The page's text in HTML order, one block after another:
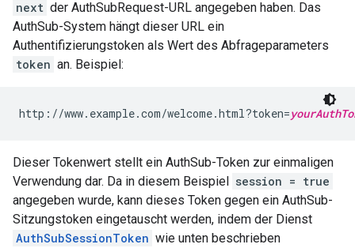
next der AuthSubRequest-URL angegeben haben. Das
AuthSub-System hängt dieser URL ein
Authentifizierungstoken als Wert des Abfrageparameters
token an. Beispiel:
http://www.example.com/welcome.html?token=
Dieser Tokenwert stellt ein AuthSub-Token zur einmaligen
Verwendung dar. Da in diesem Beispiel session = true
angegeben wurde, kann dieses Token gegen ein AuthSub-
Sitzungstoken eingetauscht werden, indem der Dienst
AuthSubSessionToken wie unten beschrieben